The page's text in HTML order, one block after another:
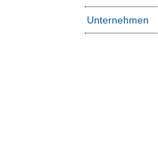
Unternehmen